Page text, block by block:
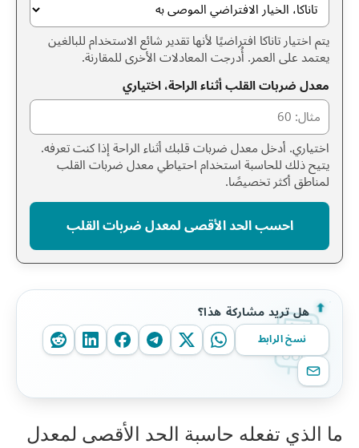
يتم اختيار تاناكا افتراضيًا لأنها تقدير شائع الاستخدام للبالغين
يعتمد على العمر. أُدرجت المعادلات الأخرى للمقارنة.
معدل ضربات القلب أثناء الراحة، اختياري
اختياري. أدخل معدل ضربات قلبك أثناء الراحة إذا كنت تعرفه.
يتيح ذلك للحاسبة استخدام احتياطي معدل ضربات القلب
لمناطق أكثر تخصيصًا.
احسب الحد الأقصى لمعدل ضربات القلب
هل تريد مشاركة هذا؟
نسخ الرابط
ما الذي تفعله حاسبة الحد الأقصى لمعدل